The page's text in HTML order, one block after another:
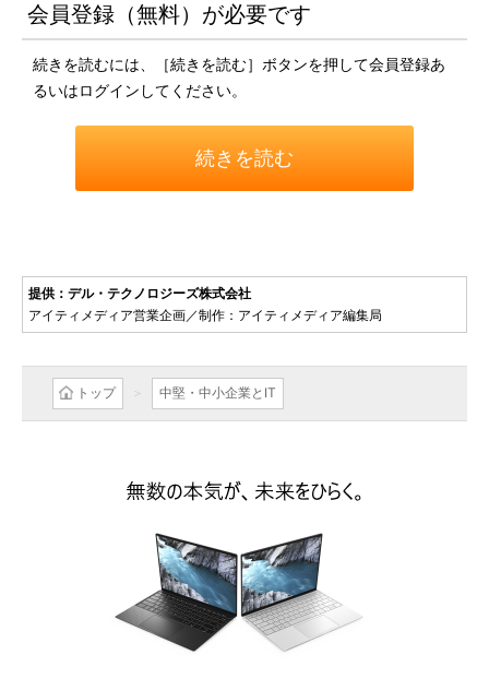
会員登録（無料）が必要です
続きを読むには、［続きを読む］ボタンを押して会員登録あ
るいはログインしてください。
続きを読む
提供：デル・テクノロジーズ株式会社
アイティメディア営業企画／制作：アイティメディア編集局
トップ 中堅・中小企業とIT